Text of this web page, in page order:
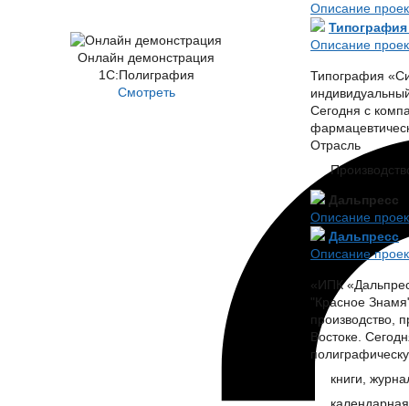
Онлайн демонстрация
1С:Полиграфия
Смотреть
Описание
Описание
Типография
Сегодня с
Отрасль
Дальпресс
Описание
Дальпресс
Описание
«ИПК
"Красное
производство,
Востоке.
книги,